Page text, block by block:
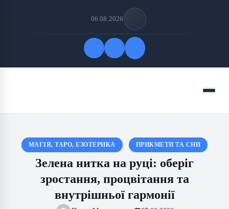
06.08.2026
Menu
МАГІЯ, ТАРО, ЕЗОТЕРИКА ПРИКМЕТИ ТА СНИ
Зелена нитка на руці: оберіг
зростання, процвітання та
внутрішньої гармонії